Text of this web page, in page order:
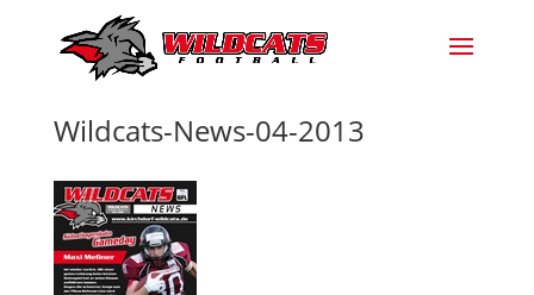
Wildcats-News-04-2013